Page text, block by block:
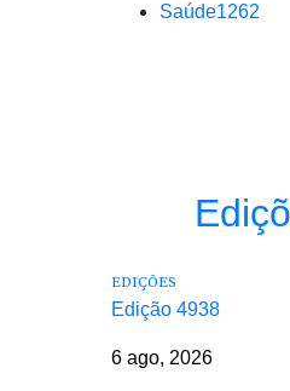
Saúde1262
EDIÇÕES
Edição 4938
6 ago, 2026